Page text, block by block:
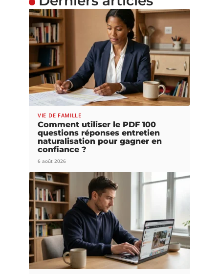
VIE DE FAMILLE
Comment utiliser le PDF 100
questions réponses entretien
naturalisation pour gagner en
confiance ?
6 août 2026